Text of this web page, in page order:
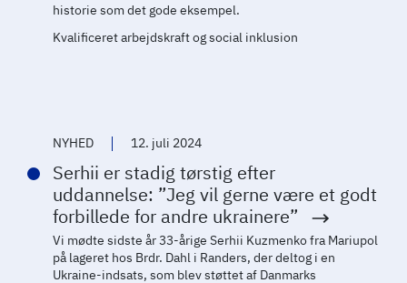
historie som det gode eksempel.
Kvalificeret arbejdskraft og social inklusion
NYHED 12. juli 2024
Serhii er stadig tørstig efter
uddannelse: ”Jeg vil gerne være et godt
forbillede for andre ukrainere”
Vi mødte sidste år 33-årige Serhii Kuzmenko fra Mariupol
på lageret hos Brdr. Dahl i Randers, der deltog i en
Ukraine-indsats, som blev støttet af Danmarks